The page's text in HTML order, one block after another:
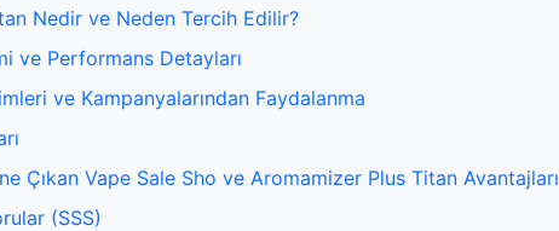
Nedir ve Neden Tercih Edilir?
ve Performans Detayları
ve Kampanyalarından Faydalanma
Çıkan Vape Sale Sho ve Aromamizer Plus Titan Avantajları
(SSS)